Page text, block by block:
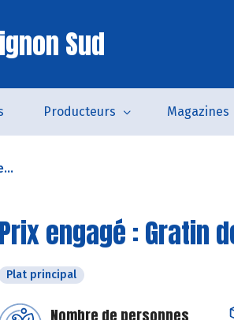
Sud
Producteurs Magazines
Prix engagé : Gratin
Plat principal
Nombre de personnes